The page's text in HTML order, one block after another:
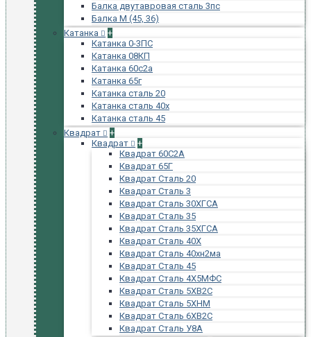
Балка двутавровая сталь 3пс
Балка М (45, 36)
Катанка
+
Катанка 0-3ПС
Катанка 08КП
Катанка 60с2а
Катанка 65г
Катанка сталь 20
Катанка сталь 40х
Катанка сталь 45
Квадрат
+
Квадрат
+
Квадрат 60С2А
Квадрат 65Г
Квадрат Сталь 20
Квадрат Сталь 3
Квадрат Сталь 30ХГСА
Квадрат Сталь 35
Квадрат Сталь 35ХГСА
Квадрат Сталь 40Х
Квадрат Сталь 40хн2ма
Квадрат Сталь 45
Квадрат Сталь 4Х5МФС
Квадрат Сталь 5ХВ2С
Квадрат Сталь 5ХНМ
Квадрат Сталь 6ХВ2С
Квадрат Сталь У8А